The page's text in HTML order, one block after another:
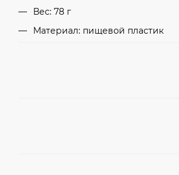
Вес: 78 г
Материал: пищевой пластик